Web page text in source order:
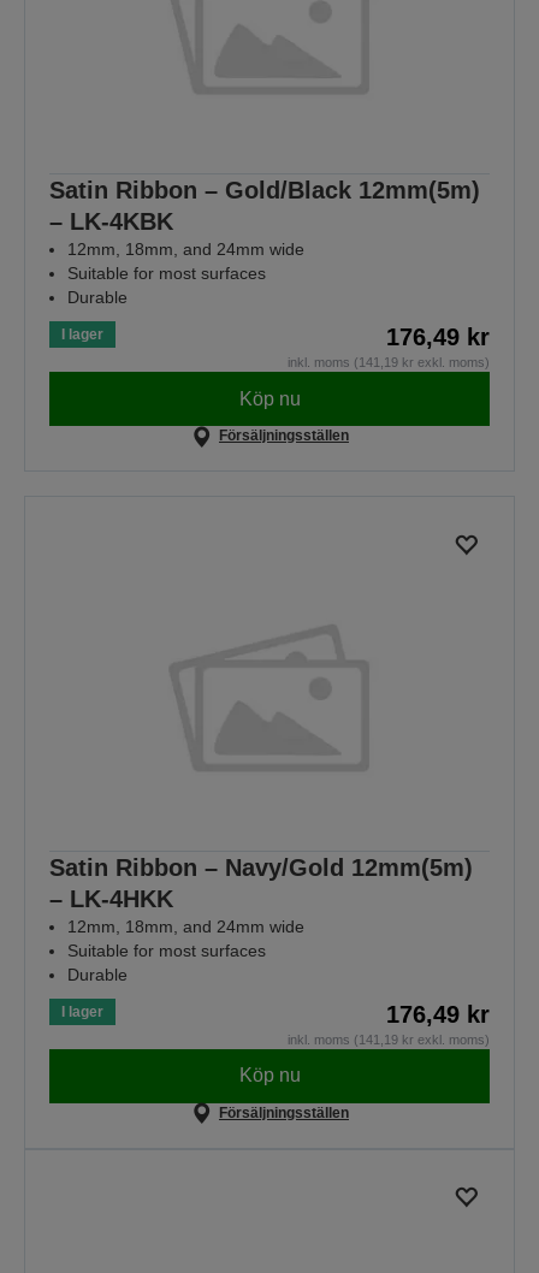
Satin Ribbon – Gold/Black 12mm(5m)
– LK-4KBK
12mm, 18mm, and 24mm wide
Suitable for most surfaces
Durable
I lager 176,49 kr
inkl. moms (141,19 kr exkl. moms)
Köp nu
Försäljningsställen
Satin Ribbon – Navy/Gold 12mm(5m)
– LK-4HKK
12mm, 18mm, and 24mm wide
Suitable for most surfaces
Durable
I lager 176,49 kr
inkl. moms (141,19 kr exkl. moms)
Köp nu
Försäljningsställen